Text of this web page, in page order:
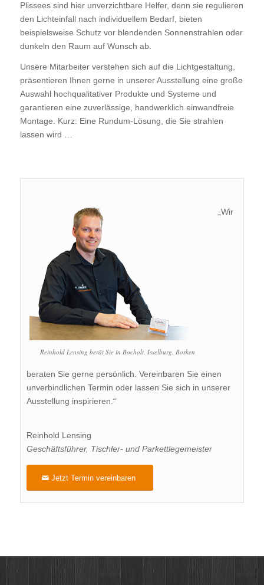
Plissees sind hier unverzichtbare Helfer, denn sie regulieren
den Lichteinfall nach individuellem Bedarf, bieten
beispielsweise Schutz vor blendenden Sonnenstrahlen oder
dunkeln den Raum auf Wunsch ab.
Unsere Mitarbeiter verstehen sich auf die Lichtgestaltung,
präsentieren Ihnen gerne in unserer Ausstellung eine große
Auswahl hochqualitativer Produkte und Systeme und
garantieren eine zuverlässige, handwerklich einwandfreie
Montage. Kurz: Eine Rundum-Lösung, die Sie strahlen
lassen wird …
Reinhold Lensing berät Sie in Bocholt, Isselburg, Borken
„Wir
beraten Sie gerne persönlich. Vereinbaren Sie einen
unverbindlichen Termin oder lassen Sie sich in unserer
Ausstellung inspirieren.“
Reinhold Lensing
Geschäftsführer, Tischler- und Parkettlegemeister
Jetzt Termin vereinbaren